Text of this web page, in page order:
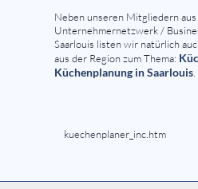
Neben unseren Mitgliedern
Unternehmernetzwerk /
Saarlouis listen wir natürlich
aus der Region zum Thema:
Küchenplanung in Saarlouis.
kuechenplaner_inc.htm